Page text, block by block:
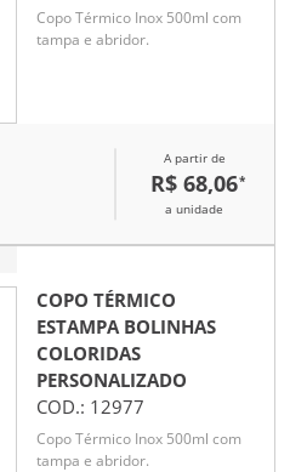
Copo Térmico Inox 500ml com
tampa e abridor.
A partir de
R$ 68,06*
a unidade
COPO TÉRMICO
ESTAMPA BOLINHAS
COLORIDAS
PERSONALIZADO
COD.: 12977
Copo Térmico Inox 500ml com
tampa e abridor.